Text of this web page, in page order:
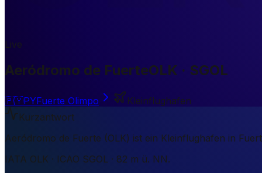
Live
Aeródromo de FuerteOLK · SGOL
🇵🇾PYFuerte Olimpo
Kleinflughafen
Kurzantwort
Aeródromo de Fuerte (OLK) ist ein Kleinflughafen in
IATA OLK · ICAO SGOL · 82 m ü. NN.